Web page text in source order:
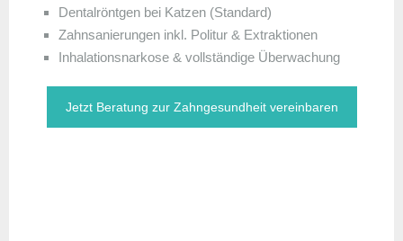
Dentalröntgen bei Katzen (Standard)
Zahnsanierungen inkl. Politur & Extraktionen
Inhalationsnarkose & vollständige Überwachung
Jetzt Beratung zur Zahngesundheit vereinbaren